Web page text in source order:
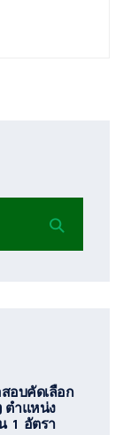
อบคัดเลือก
ตำแหน่ง
1 อัตรา